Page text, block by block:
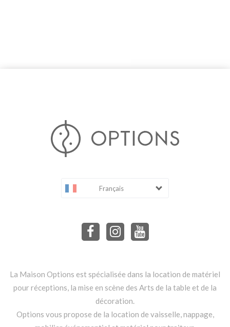
Français
La Maison Options est spécialisée dans la location de matériel
pour réceptions, la mise en scène des Arts de la table et de la
décoration.
Options vous propose de la location de vaisselle, nappage,